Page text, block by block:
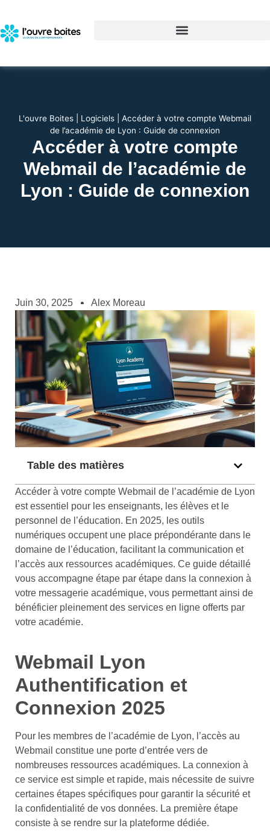
L'ouvre Boites Logiciels
Accéder à votre compte Webmail
de l’académie de Lyon : Guide de connexion
Accéder à votre compte
Webmail de l’académie de
Lyon : Guide de connexion
Juin 30, 2025 Alex Moreau
Table des matières
Accéder à votre compte Webmail de l’académie de Lyon
est essentiel pour les enseignants, les élèves et le
personnel de l’éducation. En 2025, les outils
numériques occupent une place prépondérante dans le
domaine de l’éducation, facilitant la communication et
l’accès aux ressources académiques. Ce guide détaillé
vous accompagne étape par étape dans la connexion à
votre messagerie académique, vous permettant ainsi de
bénéficier pleinement des services en ligne offerts par
votre académie.
Webmail Lyon
Authentification et
Connexion 2025
Pour les membres de l’académie de Lyon, l’accès au
Webmail constitue une porte d’entrée vers de
nombreuses ressources académiques. La connexion à
ce service est simple et rapide, mais nécessite de suivre
certaines étapes spécifiques pour garantir la sécurité et
la confidentialité de vos données. La première étape
consiste à se rendre sur la plateforme dédiée.